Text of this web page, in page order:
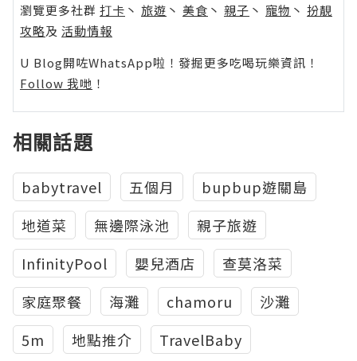
瀏覽更多社群 打卡 丶 旅遊 丶 美食 丶 親子 丶 寵物 丶 扮靚
攻略及 活動情報
U Blog開咗WhatsApp啦！發掘更多吃喝玩樂資訊！
Follow 我哋 ！
相關話題
babytravel 五個月
bupbup遊關島
地道菜
無邊際泳池
親子旅遊
InfinityPool
嬰兒酒店
查莫洛菜
家庭聚餐
海灘 chamoru
沙灘
5m
地點推介
TravelBaby